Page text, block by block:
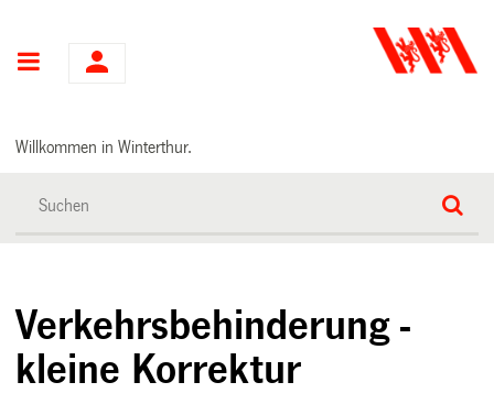
Hauptnavigation
Willkommen in Winterthur.
Verkehrsbehinderung -
kleine Korrektur